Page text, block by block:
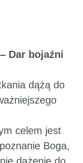
Dar bojaźni
dążą do
celem jest
Boga,